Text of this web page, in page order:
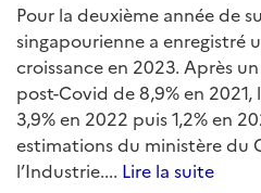
Pour la deuxième année de
singapourienne a enregistré
croissance en 2023. Après
post-Covid de 8,9% en 2021,
3,9% en 2022 puis 1,2% en
estimations du ministère du
l’Industrie.... Lire la suite